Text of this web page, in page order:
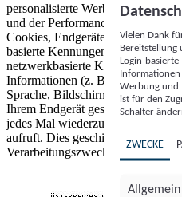
personalisierte Werbung und
und der Performance von Inhalten
Cookies, Endgeräte- oder
basierte Kennungen, zufällig
netzwerkbasierte Kennungen)
Informationen (z. B. Browsertyp
Sprache, Bildschirmgröße,
Ihrem Endgerät gespeichert oder
jedes Mal wiederzuerkennen,
aufruft. Dies geschieht für einen
Verarbeitungszwecke.
Vielen Dank
Bereitstellung
Login-
Informationen
Werbung und
ist für den
Schalter
ZWECKE
Allgemein